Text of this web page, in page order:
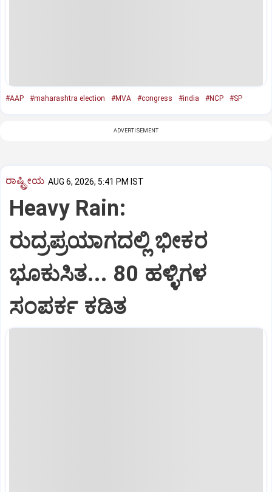
#AAP #maharashtra election #MVA #congress #india #NCP #SP
ADVERTISEMENT
ರಾಷ್ಟ್ರೀಯ AUG 6, 2026, 5:41 PM IST
Heavy Rain:
ರುದ್ರಪ್ರಯಾಗದಲ್ಲಿ ಭೀಕರ
ಭೂಕುಸಿತ... 80 ಹಳ್ಳಿಗಳ
ಸಂಪರ್ಕ ಕಡಿತ